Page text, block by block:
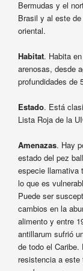
Bermudas y el
Brasil y al este
oriental.
Habitat. Habita
arenosas, desde
profundidades de
Estado. Está
Lista Roja de la
Amenazas. Hay
estado del pez
especie llamativa
lo que es
Puede ser
cambios en la
alimento y entre
antillarum sufrió
de todo el
resistencia a